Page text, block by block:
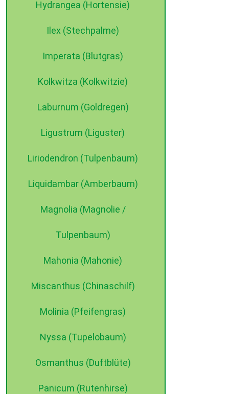
Hydrangea (Hortensie)
Ilex (Stechpalme)
Imperata (Blutgras)
Kolkwitza (Kolkwitzie)
Laburnum (Goldregen)
Ligustrum (Liguster)
Liriodendron (Tulpenbaum)
Liquidambar (Amberbaum)
Magnolia (Magnolie /
Tulpenbaum)
Mahonia (Mahonie)
Miscanthus (Chinaschilf)
Molinia (Pfeifengras)
Nyssa (Tupelobaum)
Osmanthus (Duftblüte)
Panicum (Rutenhirse)